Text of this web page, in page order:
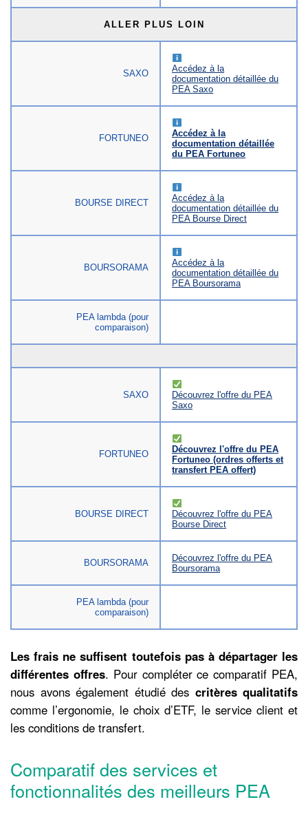
ALLER PLUS LOIN
SAXO
Accédez à la
documentation détaillée du
PEA Saxo
FORTUNEO
Accédez à la
documentation détaillée
du PEA Fortuneo
BOURSE DIRECT
Accédez à la
documentation détaillée du
PEA Bourse Direct
BOURSORAMA
Accédez à la
documentation détaillée du
PEA Boursorama
PEA lambda (pour
comparaison)
SAXO
Découvrez l'offre du PEA
Saxo
FORTUNEO
Découvrez l'offre du PEA
Fortuneo (ordres offerts et
transfert PEA offert)
BOURSE DIRECT
Découvrez l'offre du PEA
Bourse Direct
BOURSORAMA
Découvrez l'offre du PEA
Boursorama
PEA lambda (pour
comparaison)
Les frais ne suffisent toutefois pas à départager les
différentes offres. Pour compléter ce comparatif PEA,
nous avons également étudié des critères qualitatifs
comme l’ergonomie, le choix d’ETF, le service client et
les conditions de transfert.
Comparatif des services et
fonctionnalités des meilleurs PEA